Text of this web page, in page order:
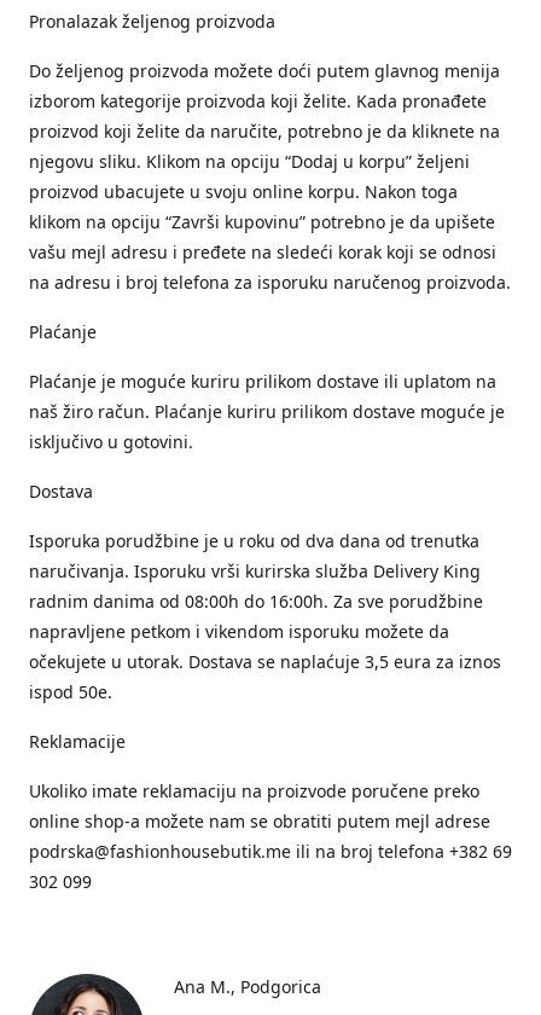
Pronalazak željenog proizvoda
Do željenog proizvoda možete doći putem glavnog menija
izborom kategorije proizvoda koji želite. Kada pronađete
proizvod koji želite da naručite, potrebno je da kliknete na
njegovu sliku. Klikom na opciju “Dodaj u korpu” željeni
proizvod ubacujete u svoju online korpu. Nakon toga
klikom na opciju “Završi kupovinu” potrebno je da upišete
vašu mejl adresu i pređete na sledeći korak koji se odnosi
na adresu i broj telefona za isporuku naručenog proizvoda.
Plaćanje
Plaćanje je moguće kuriru prilikom dostave ili uplatom na
naš žiro račun. Plaćanje kuriru prilikom dostave moguće je
isključivo u gotovini.
Dostava
Isporuka porudžbine je u roku od dva dana od trenutka
naručivanja. Isporuku vrši kurirska služba Delivery King
radnim danima od 08:00h do 16:00h. Za sve porudžbine
napravljene petkom i vikendom isporuku možete da
očekujete u utorak. Dostava se naplaćuje 3,5 eura za iznos
ispod 50e.
Reklamacije
Ukoliko imate reklamaciju na proizvode poručene preko
online shop-a možete nam se obratiti putem mejl adrese
podrska@fashionhousebutik.me ili na broj telefona +382 69
302 099
Ana M. Podgorica